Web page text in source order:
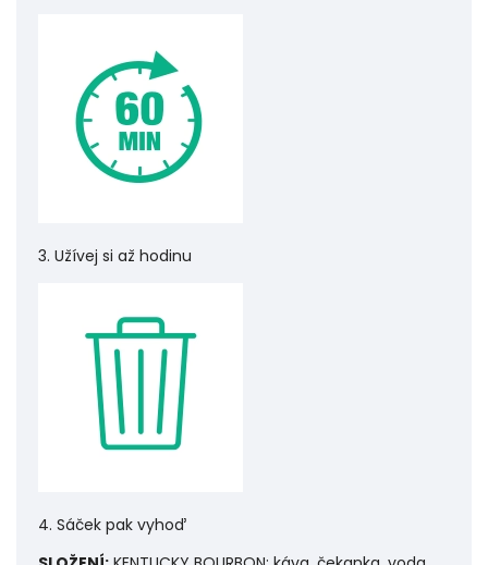
3. Užívej si až hodinu
4. Sáček pak vyhoď